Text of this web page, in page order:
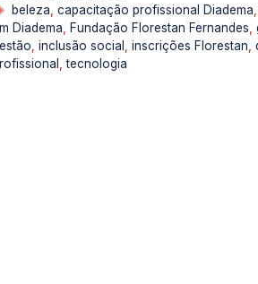
Tags
beleza capacitação profissional Diadema
Diadema
Fundação Florestan Fernandes
inclusão social inscrições Florestan
,tecnologia